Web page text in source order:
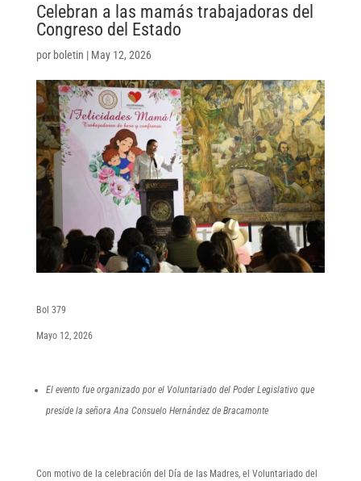
Celebran a las mamás trabajadoras del
Congreso del Estado
por boletin | May 12, 2026
Bol 379
Mayo 12, 2026
El evento fue organizado por el Voluntariado del Poder Legislativo que
preside la señora Ana Consuelo Hernández de Bracamonte
Con motivo de la celebración del Día de las Madres, el Voluntariado del